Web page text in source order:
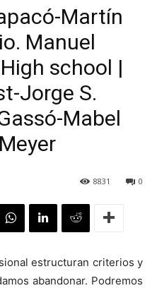
Martín
Manuel
school |
Jorge S.
Mabel
0
8831
estructuran criterios y
abandonar. Podremos